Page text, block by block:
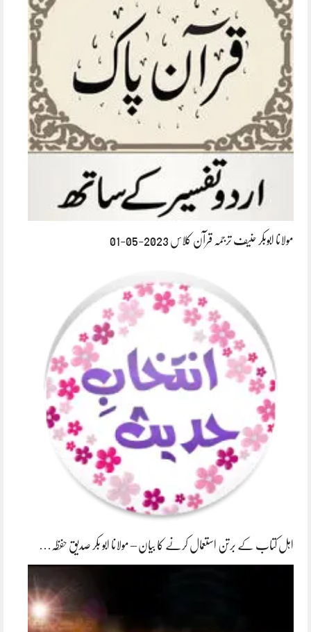
مولانا ابوبکر حنیف ترجمہ قرآن کلاس 2023-05-01
اہل کتاب کے برتن استعمال کرنے کا بیان – مولانا ابو بکر صدیق حفظہ…